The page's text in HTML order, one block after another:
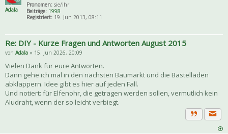
Adala
Pronomen: sie/ihr
Beiträge: 1998
Registriert: 19. Jun 2013, 08:11
Re: DIY - Kurze Fragen und Antworten August 2015
von Adala » 15. Jun 2026, 20:09
Vielen Dank für eure Antworten.
Dann gehe ich mal in den nächsten Baumarkt und die Bastelläden
abklappern. Idee gibt es hier auf jeden Fall.
Und notiert: für Elfenohr, die getragen werden sollen, vermutlich kein
Aludraht, wenn der so leicht verbiegt.
Zitat